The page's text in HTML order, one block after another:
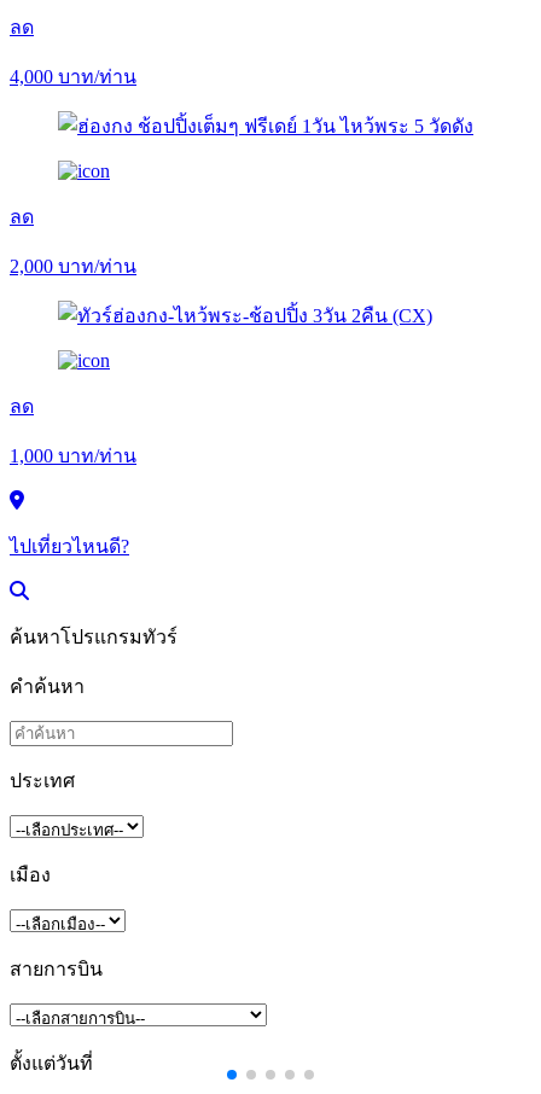
ลด
4,000 บาท/ท่าน
ลด
2,000 บาท/ท่าน
ลด
1,000 บาท/ท่าน
ไปเที่ยวไหนดี?
ค้นหาโปรแกรมทัวร์
คำค้นหา
ประเทศ
เมือง
สายการบิน
ตั้งแต่วันที่